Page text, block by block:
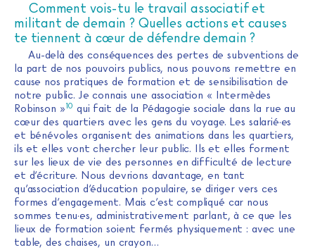
Comment vois-tu le travail associatif et
militant de demain ? Quelles actions et causes
te tiennent à cœur de défendre demain ?
Au-delà des conséquences des pertes de subventions de
la part de nos pouvoirs publics, nous pouvons remettre en
cause nos pratiques de formation et de sensibilisation de
notre public. Je connais une association « Intermèdes
Robinson »10 qui fait de la Pédagogie sociale dans la rue au
cœur des quartiers avec les gens du voyage. Les salarié·es
et bénévoles organisent des animations dans les quartiers,
ils et elles vont chercher leur public. Ils et elles forment
sur les lieux de vie des personnes en difficulté de lecture
et d’écriture. Nous devrions davantage, en tant
qu’association d’éducation populaire, se diriger vers ces
formes d’engagement. Mais c’est compliqué car nous
sommes tenu·es, administrativement parlant, à ce que les
lieux de formation soient fermés physiquement : avec une
table, des chaises, un crayon…